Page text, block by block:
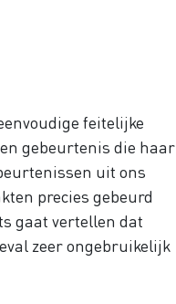
feitelijke
gebeurtenis die haar
uit ons
precies gebeurd
gaat vertellen dat
zeer ongebruikelijk